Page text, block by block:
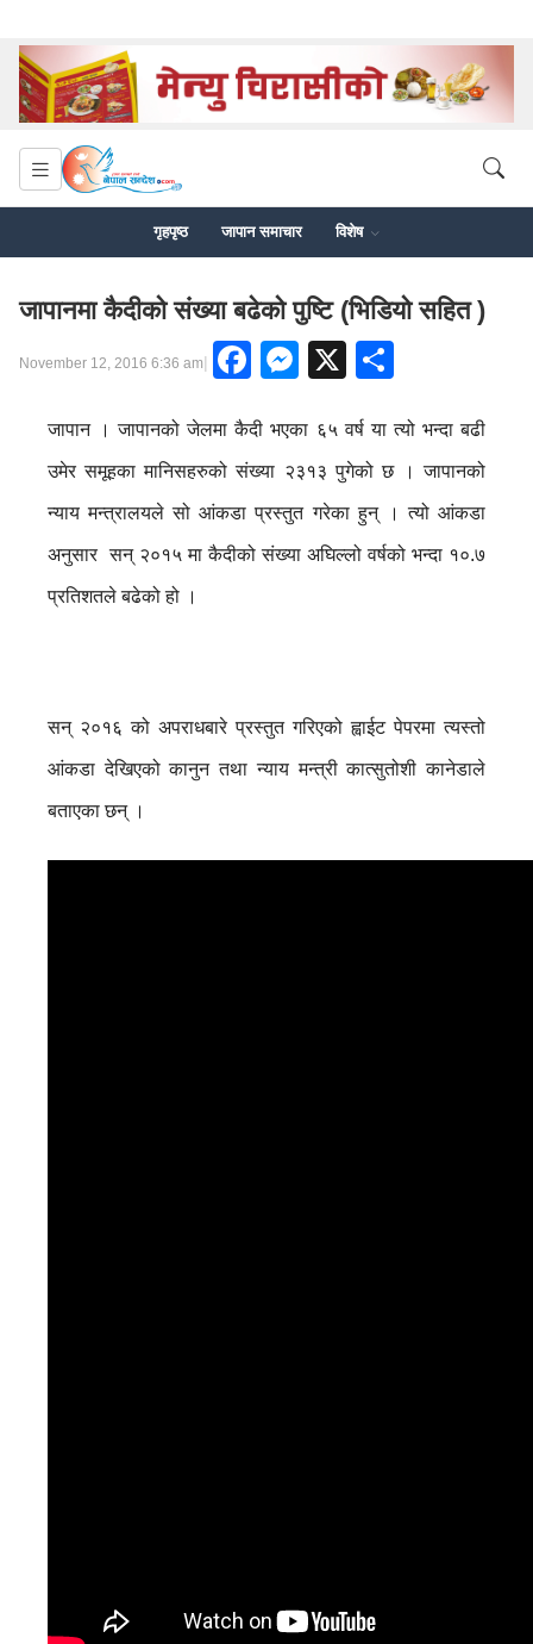
गृहपृष्ठ जापान समाचार विशेष
जापानमा कैदीको संख्या बढेको पुष्टि (भिडियो सहित )
November 12, 2016 6:36 am| Facebook
Messenger
X
जापान । जापानको जेलमा कैदी भएका ६५ वर्ष या त्यो भन्दा बढी
उमेर समूहका मानिसहरुको संख्या २३१३ पुगेको छ । जापानको
न्याय मन्त्रालयले सो आंकडा प्रस्तुत गरेका हुन् । त्यो आंकडा
अनुसार सन् २०१५ मा कैदीको संख्या अघिल्लो वर्षको भन्दा १०.७
प्रतिशतले बढेको हो ।
सन् २०१६ को अपराधबारे प्रस्तुत गरिएको ह्वाईट पेपरमा त्यस्तो
आंकडा देखिएको कानुन तथा न्याय मन्त्री कात्सुतोशी कानेडाले
बताएका छन् ।